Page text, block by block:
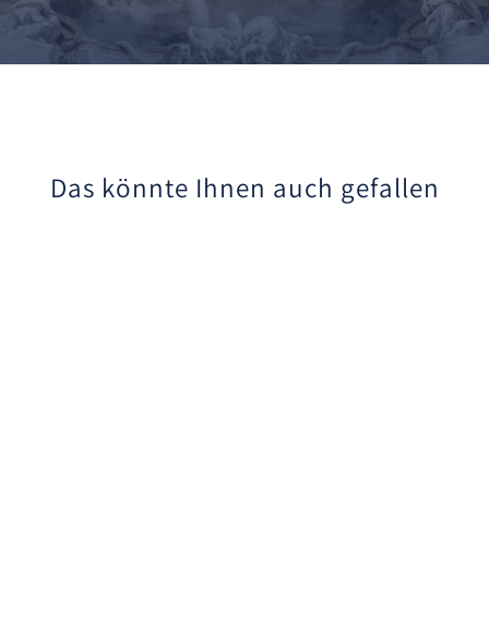
Das könnte Ihnen auch gefallen